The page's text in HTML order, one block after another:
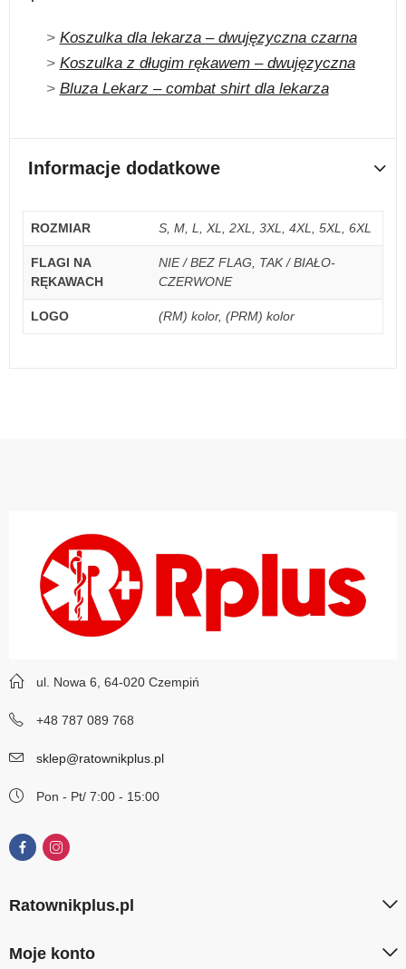
> Koszulka dla lekarza – dwujęzyczna czarna
> Koszulka z długim rękawem – dwujęzyczna
> Bluza Lekarz – combat shirt dla lekarza
Informacje dodatkowe
ROZMIAR S, M, L, XL, 2XL, 3XL, 4XL, 5XL, 6XL
FLAGI NA
RĘKAWACH
NIE / BEZ FLAG, TAK / BIAŁO-
CZERWONE
LOGO (RM) kolor, (PRM) kolor
ul. Nowa 6, 64-020 Czempiń
+48 787 089 768
sklep@ratownikplus.pl
Pon - Pt/ 7:00 - 15:00
Ratownikplus.pl
Moje konto